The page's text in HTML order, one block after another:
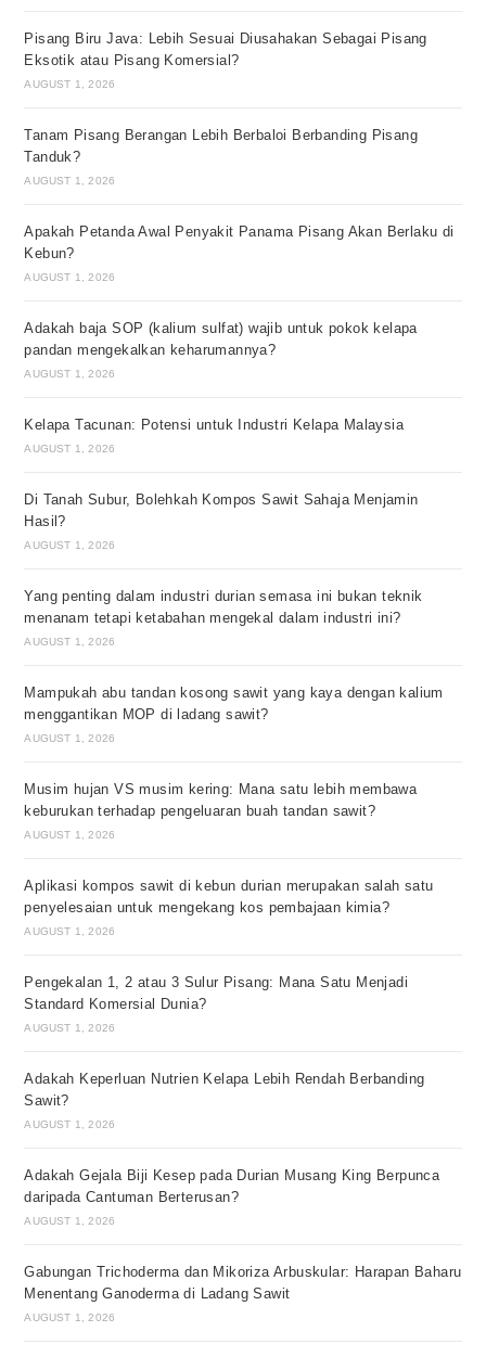
Pisang Biru Java: Lebih Sesuai Diusahakan Sebagai Pisang
Eksotik atau Pisang Komersial?
AUGUST 1, 2026
Tanam Pisang Berangan Lebih Berbaloi Berbanding Pisang
Tanduk?
AUGUST 1, 2026
Apakah Petanda Awal Penyakit Panama Pisang Akan Berlaku di
Kebun?
AUGUST 1, 2026
Adakah baja SOP (kalium sulfat) wajib untuk pokok kelapa
pandan mengekalkan keharumannya?
AUGUST 1, 2026
Kelapa Tacunan: Potensi untuk Industri Kelapa Malaysia
AUGUST 1, 2026
Di Tanah Subur, Bolehkah Kompos Sawit Sahaja Menjamin
Hasil?
AUGUST 1, 2026
Yang penting dalam industri durian semasa ini bukan teknik
menanam tetapi ketabahan mengekal dalam industri ini?
AUGUST 1, 2026
Mampukah abu tandan kosong sawit yang kaya dengan kalium
menggantikan MOP di ladang sawit?
AUGUST 1, 2026
Musim hujan VS musim kering: Mana satu lebih membawa
keburukan terhadap pengeluaran buah tandan sawit?
AUGUST 1, 2026
Aplikasi kompos sawit di kebun durian merupakan salah satu
penyelesaian untuk mengekang kos pembajaan kimia?
AUGUST 1, 2026
Pengekalan 1, 2 atau 3 Sulur Pisang: Mana Satu Menjadi
Standard Komersial Dunia?
AUGUST 1, 2026
Adakah Keperluan Nutrien Kelapa Lebih Rendah Berbanding
Sawit?
AUGUST 1, 2026
Adakah Gejala Biji Kesep pada Durian Musang King Berpunca
daripada Cantuman Berterusan?
AUGUST 1, 2026
Gabungan Trichoderma dan Mikoriza Arbuskular: Harapan Baharu
Menentang Ganoderma di Ladang Sawit
AUGUST 1, 2026